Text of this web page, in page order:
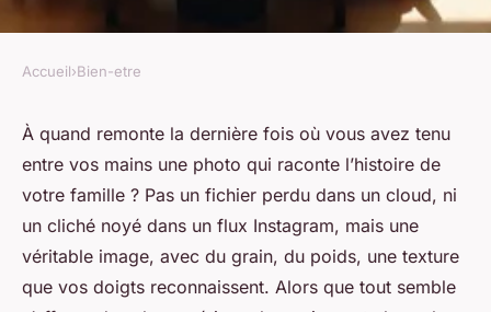
Transformez vos souvenirs
avec le laboratoire photo à
Nîmes
Castiel•26/03/2026 11:45•9 min de lecture
Accueil›Bien-etre
À quand remonte la dernière fois où vous avez tenu
entre vos mains une photo qui raconte l’histoire de
votre famille ? Pas un fichier perdu dans un cloud, ni
un cliché noyé dans un flux Instagram, mais une
véritable image, avec du grain, du poids, une texture
que vos doigts reconnaissent. Alors que tout semble